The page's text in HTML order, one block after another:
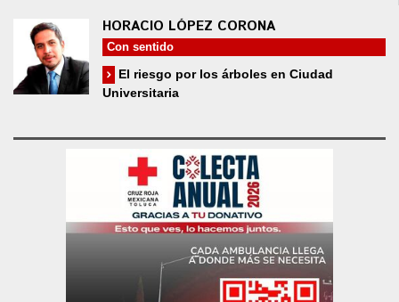
HORACIO LÓPEZ CORONA
Con sentido
El riesgo por los árboles en Ciudad
Universitaria